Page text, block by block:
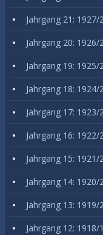
Jahrgang 21: 1927/
Jahrgang 20: 1926/
Jahrgang 19: 1925/
Jahrgang 18: 1924/
Jahrgang 17: 1923/
Jahrgang 16: 1922/
Jahrgang 15: 1921/
Jahrgang 14: 1920/
Jahrgang 13: 1919/
Jahrgang 12: 1918/